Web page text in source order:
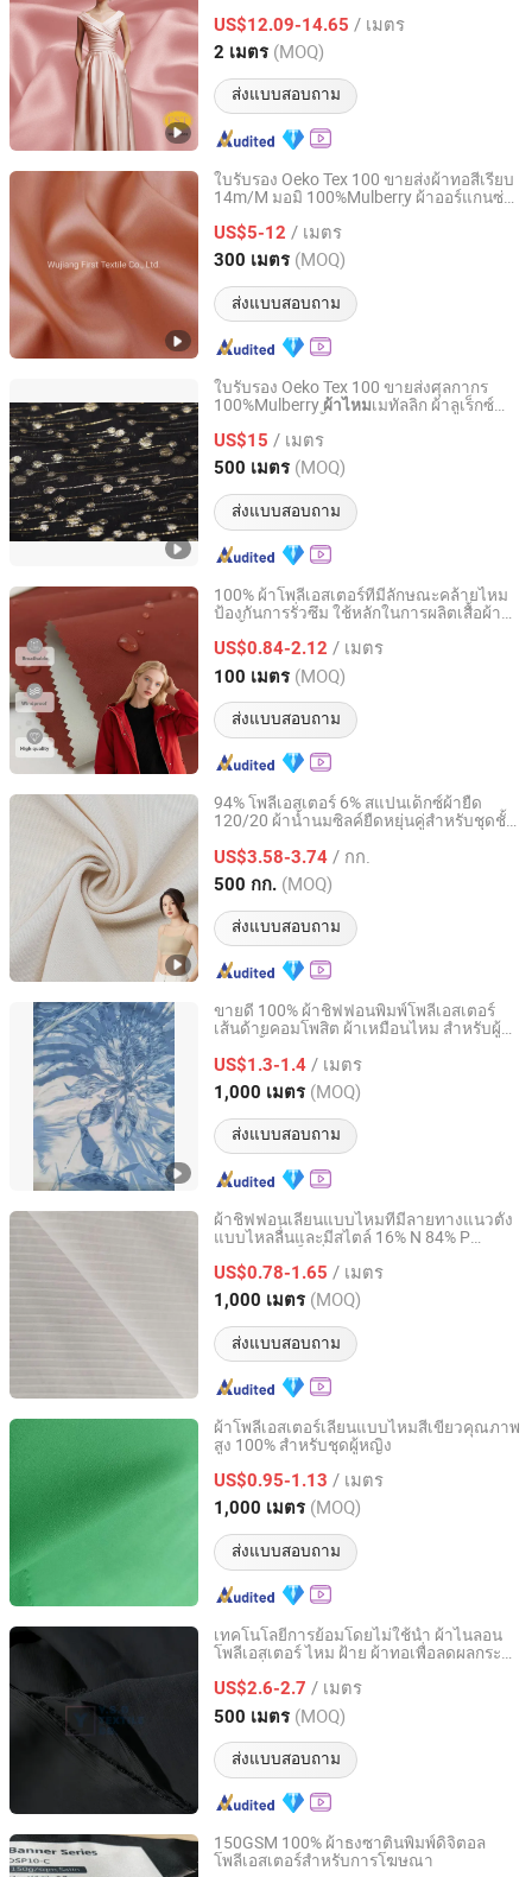
ตินชาร์มูสสำหรับผู้หญิง สาว ผู้หญิง
US$12.09-14.65 / เมตร
2 เมตร (MOQ)
ส่งแบบสอบถาม
Jiangsu, China อัตราจาก 2011
ใบรับรอง Oeko Tex 100 ขายส่งผ้าทอสีเรียบ
14m/M มอมิ 100%Mulberry ผ้าออร์แกนซ่า
ใบไม้ผลิและฤดูร้อน
US$5-12 / เมตร
300 เมตร (MOQ)
ส่งแบบสอบถาม
Wujiang First Textile Co., Ltd.
Jiangsu, China อัตราจาก 2011
ใบรับรอง Oeko Tex 100 ขายส่งศุลกากร
100%Mulberry ผ้าไหมเมทัลลิก ผ้าลูเร็กซ์
US$15 / เมตร
500 เมตร (MOQ)
ส่งแบบสอบถาม
Wujiang First Textile Co., Ltd.
Jiangsu, China อัตราจาก 2011
100% ผ้าโพลีเอสเตอร์ที่มีลักษณะคล้ายไหม
ป้องกันการรั่วซึม ใช้หลักในการผลิตเสื้อผ้า
สภาพอากาศที่ใช้งานได้
US$0.84-2.12 / เมตร
100 เมตร (MOQ)
ส่งแบบสอบถาม
Suzhou Jingyu Textile Co., Ltd
Jiangsu, China อัตราจาก 2026
94% โพลีเอสเตอร์ 6% สแปนเด็กซ์ผ้ายืด
120/20 ผ้าน้ำนมซิลค์ยืดหยุ่นคู่สำหรับชุดชั้น
US$3.58-3.74 / กก.
500 กก. (MOQ)
ส่งแบบสอบถาม
Shantou Zhifa Knitting Industry Co., Ltd.
Guangdong, China อัตราจาก 2022
ขายดี 100% ผ้าชิฟฟอนพิมพ์โพลีเอสเตอร์
เส้นด้ายคอมโพสิต ผ้าเหมือนไหม สำหรับผู้
US$1.3-1.4 / เมตร
1,000 เมตร (MOQ)
ส่งแบบสอบถาม
Shaoxing Yewang Textile Co., Ltd.
Zhejiang, China อัตราจาก 2022
ผ้าชิฟฟอนเลียนแบบไหมที่มีลายทางแนวตั้ง
แบบไหลลื่นและมีสไตล์ 16% N 84% P
US$0.78-1.65 / เมตร
1,000 เมตร (MOQ)
ส่งแบบสอบถาม
Suzhou Jinshine Textile Import&Export Co., Ltd
Jiangsu, China อัตราจาก 2026
ผ้าโพลีเอสเตอร์เลียนแบบไหมสีเขียวคุณภาพ
สูง 100% สำหรับชุดผู้หญิง
US$0.95-1.13 / เมตร
1,000 เมตร (MOQ)
ส่งแบบสอบถาม
WUJIANG IDEAR TEXTILE CO., LTD.
Jiangsu, China อัตราจาก 2022
เทคโนโลยีการย้อมโดยไม่ใช้น้ำ ผ้าไนลอน
โพลีเอสเตอร์ ไหม ฝ้าย ผ้าทอเพื่อลดผลกระ
US$2.6-2.7 / เมตร
500 เมตร (MOQ)
ส่งแบบสอบถาม
Suzhou Bangyi Textile Technology Co., Ltd.
Jiangsu, China อัตราจาก 2025
150GSM 100% ผ้าธงซาตินพิมพ์ดิจิตอล
โพลีเอสเตอร์สำหรับการโฆษณา
Shanghai Unisign Industrial Material Co., Ltd.